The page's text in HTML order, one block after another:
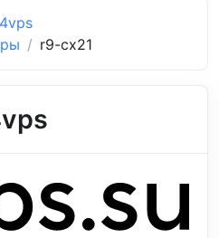
4vps
r9-cx21